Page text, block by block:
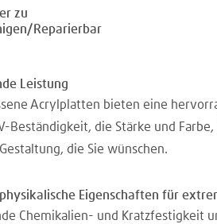
zu
Reparierbar
Leistung
Acrylplatten bieten eine
Beständigkeit, die Stärke und
die Sie wünschen.
Eigenschaften für
Chemikalien- und Kratzfestigkeit